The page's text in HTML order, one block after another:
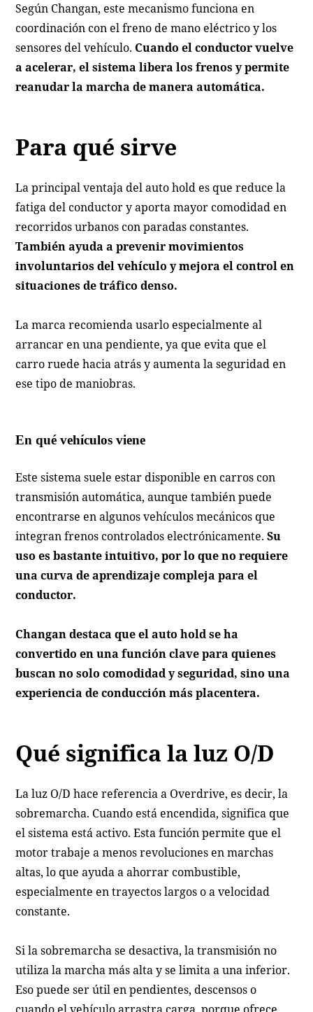
Según Changan, este mecanismo funciona en
coordinación con el freno de mano eléctrico y los
sensores del vehículo. Cuando el conductor vuelve
a acelerar, el sistema libera los frenos y permite
reanudar la marcha de manera automática.
Para qué sirve
La principal ventaja del auto hold es que reduce la
fatiga del conductor y aporta mayor comodidad en
recorridos urbanos con paradas constantes.
También ayuda a prevenir movimientos
involuntarios del vehículo y mejora el control en
situaciones de tráfico denso.
La marca recomienda usarlo especialmente al
arrancar en una pendiente, ya que evita que el
carro ruede hacia atrás y aumenta la seguridad en
ese tipo de maniobras.
En qué vehículos viene
Este sistema suele estar disponible en carros con
transmisión automática, aunque también puede
encontrarse en algunos vehículos mecánicos que
integran frenos controlados electrónicamente.Su
uso es bastante intuitivo, por lo que no requiere
una curva de aprendizaje compleja para el
conductor.
Changan destaca que el auto hold se ha
convertido en una función clave para quienes
buscan no solo comodidad y seguridad, sino una
experiencia de conducción más placentera.
Qué significa la luz O/D
La luz O/D hace referencia a Overdrive, es decir, la
sobremarcha. Cuando está encendida, significa que
el sistema está activo. Esta función permite que el
motor trabaje a menos revoluciones en marchas
altas, lo que ayuda a ahorrar combustible,
especialmente en trayectos largos o a velocidad
constante.
Si la sobremarcha se desactiva, la transmisión no
utiliza la marcha más alta y se limita a una inferior.
Eso puede ser útil en pendientes, descensos o